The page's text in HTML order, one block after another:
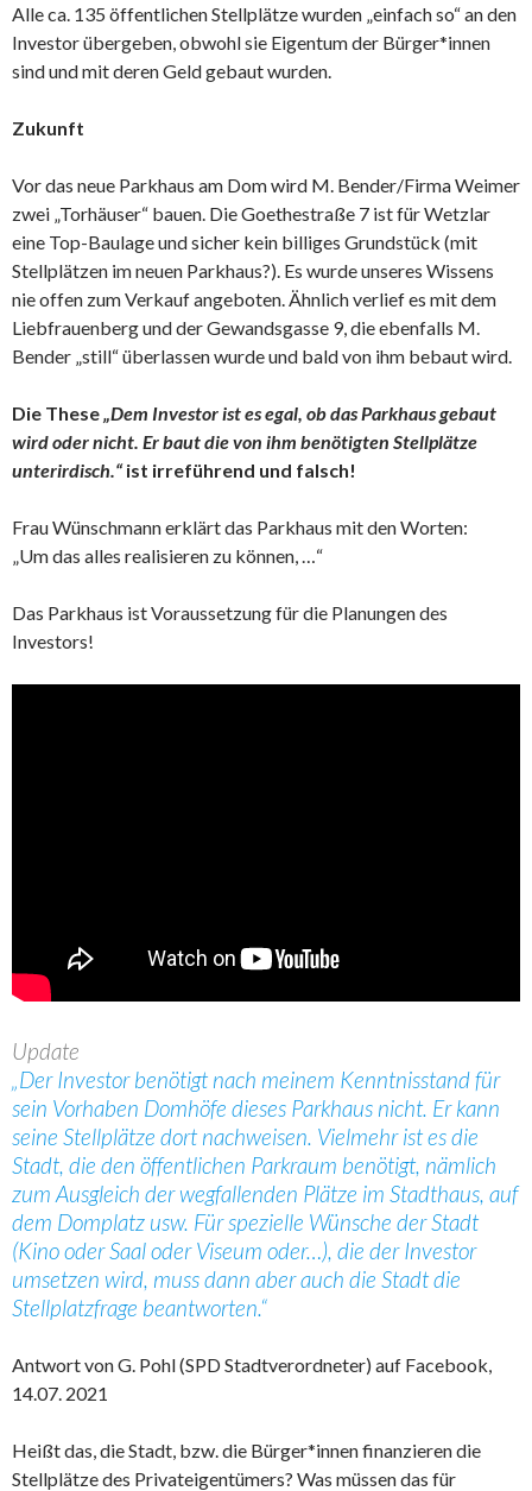
Alle ca. 135 öffentlichen Stellplätze wurden „einfach so“ an den
Investor übergeben, obwohl sie Eigentum der Bürger*innen
sind und mit deren Geld gebaut wurden.
Zukunft
Vor das neue Parkhaus am Dom wird M. Bender/Firma Weimer
zwei „Torhäuser“ bauen. Die Goethestraße 7 ist für Wetzlar
eine Top-Baulage und sicher kein billiges Grundstück (mit
Stellplätzen im neuen Parkhaus?). Es wurde unseres Wissens
nie offen zum Verkauf angeboten. Ähnlich verlief es mit dem
Liebfrauenberg und der Gewandsgasse 9, die ebenfalls M.
Bender „still“ überlassen wurde und bald von ihm bebaut wird.
Die These „Dem Investor ist es egal, ob das Parkhaus gebaut
wird oder nicht. Er baut die von ihm benötigten Stellplätze
unterirdisch.“ist irreführend und falsch!
Frau Wünschmann erklärt das Parkhaus mit den Worten:
„Um das alles realisieren zu können, …“
Das Parkhaus ist Voraussetzung für die Planungen des
Investors!
Update
„Der Investor benötigt nach meinem Kenntnisstand für
sein Vorhaben Domhöfe dieses Parkhaus nicht. Er kann
seine Stellplätze dort nachweisen. Vielmehr ist es die
Stadt, die den öffentlichen Parkraum benötigt, nämlich
zum Ausgleich der wegfallenden Plätze im Stadthaus, auf
dem Domplatz usw. Für spezielle Wünsche der Stadt
(Kino oder Saal oder Viseum oder…), die der Investor
umsetzen wird, muss dann aber auch die Stadt die
Stellplatzfrage beantworten.“
Antwort von G. Pohl (SPD Stadtverordneter) auf Facebook,
14.07. 2021
Heißt das, die Stadt, bzw. die Bürger*innen finanzieren die
Stellplätze des Privateigentümers? Was müssen das für